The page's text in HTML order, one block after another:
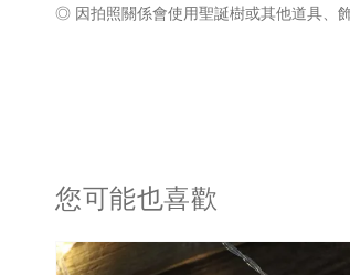
◎ 因拍照關係會使用聖誕樹或其他道具、
您可能也喜歡